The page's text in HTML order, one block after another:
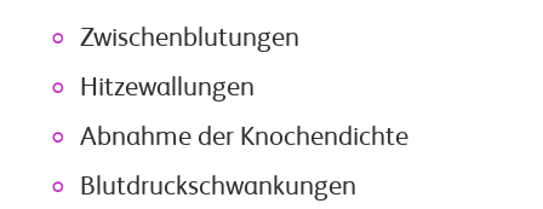
Zwischenblutungen
Hitzewallungen
Abnahme der Knochendichte
Blutdruckschwankungen